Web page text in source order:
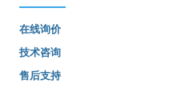
在线询价
技术咨询
售后支持